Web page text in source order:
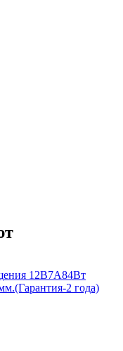
12В7А84Вт
2 года)